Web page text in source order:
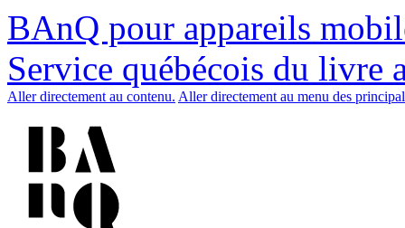
BAnQ pour appareils
Service québécois du livre
Aller directement au contenu. Aller directement au menu des